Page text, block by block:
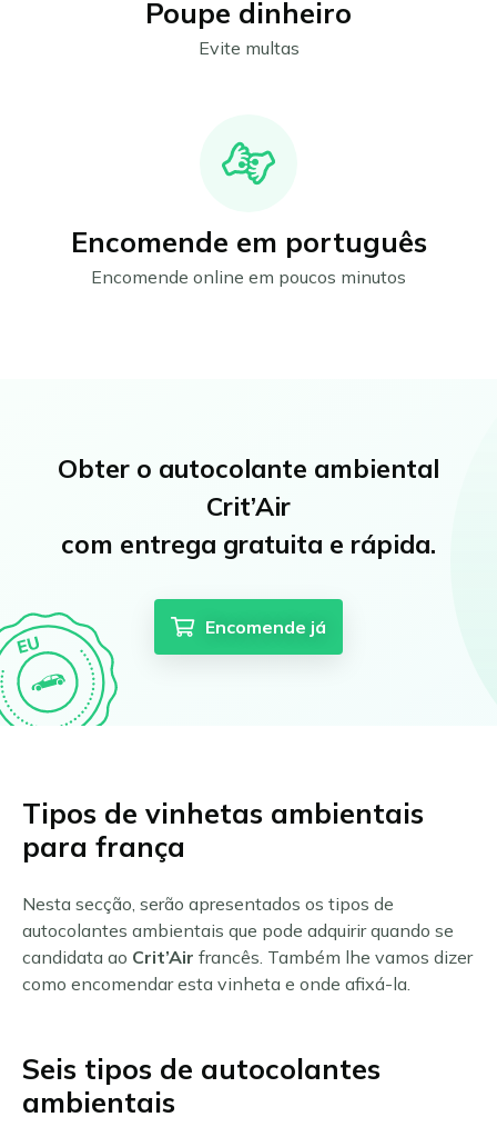
Poupe dinheiro
Evite multas
Encomende em português
Encomende online em poucos minutos
Obter o autocolante ambiental
Crit’Air
com entrega gratuita e rápida.
Encomende já
Tipos de vinhetas ambientais
para frança
Nesta secção, serão apresentados os tipos de
autocolantes ambientais que pode adquirir quando se
candidata ao Crit’Air francês. Também lhe vamos dizer
como encomendar esta vinheta e onde afixá-la.
Seis tipos de autocolantes
ambientais